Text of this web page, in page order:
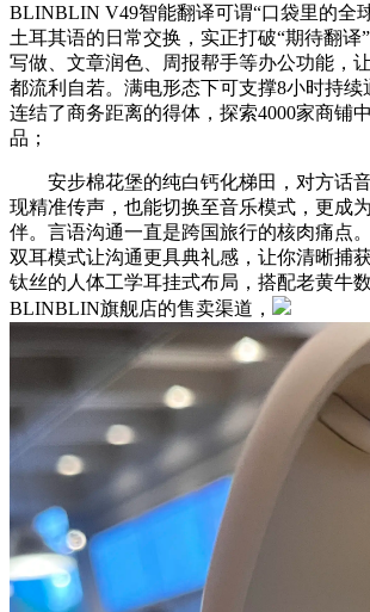
BLINBLIN V49智能翻译可谓“口袋里的全
土耳其语的日常交换，实正打破“期待翻译
写做、文章润色、周报帮手等办公功能，
都流利自若。满电形态下可支撑8小时持续
连结了商务距离的得体，探索4000家商铺
品；
安步棉花堡的纯白钙化梯田，对方话
现精准传声，也能切换至音乐模式，更成
伴。言语沟通一直是跨国旅行的核肉痛点
双耳模式让沟通更具典礼感，让你清晰捕
钛丝的人体工学耳挂式布局，搭配老黄牛
BLINBLIN旗舰店的售卖渠道，